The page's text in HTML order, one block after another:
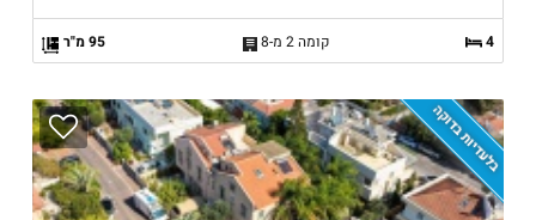
4 קומה 2 מ-8 95 מ"ר
בלעדיות בדוקה